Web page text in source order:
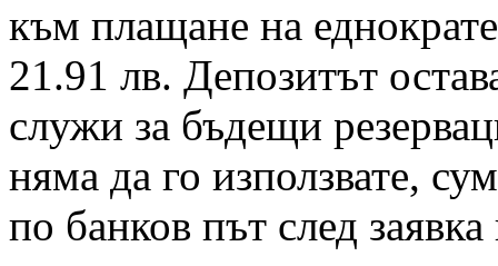
към плащане на
21.91 лв. Депозитът
служи за бъдещи
няма да го използвате,
по банков път след